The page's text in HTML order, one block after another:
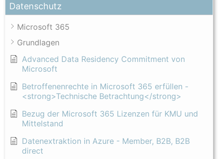
Datenschutz
Microsoft 365
Grundlagen
Advanced Data Residency Commitment von
Microsoft
Betroffenenrechte in Microsoft 365 erfüllen -
<strong>Technische Betrachtung</strong>
Bezug der Microsoft 365 Lizenzen für KMU und
Mittelstand
Datenextraktion in Azure - Member, B2B, B2B
direct